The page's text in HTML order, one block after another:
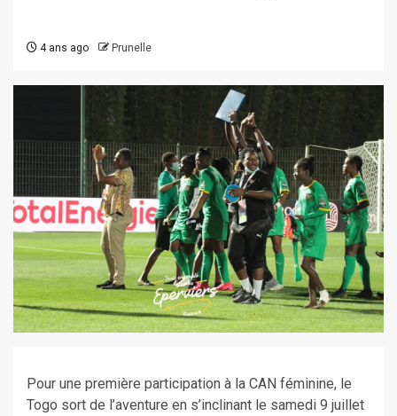
4 ans ago Prunelle
Pour une première participation à la CAN féminine, le
Togo sort de l’aventure en s’inclinant le samedi 9 juillet